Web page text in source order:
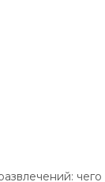
чего